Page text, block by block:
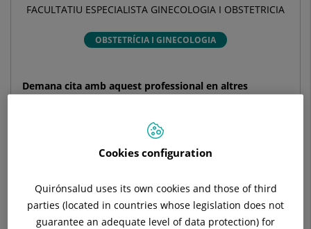
FACULTATIU ESPECIALISTA GINECOLOGIA I OBSTETRICIA
OBSTETRÍCIA I GINECOLOGIA
Demana cita amb aquest professional en altres
932 274 747
Cookies configuration
Quirónsalud uses its own cookies and those of third
parties (located in countries whose legislation does not
guarantee an adequate level of data protection) for